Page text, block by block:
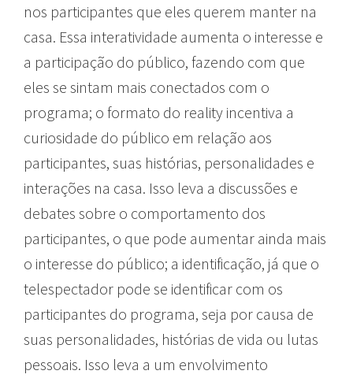
nos participantes que eles querem manter na
casa. Essa interatividade aumenta o interesse e
a participação do público, fazendo com que
eles se sintam mais conectados com o
programa; o formato do reality incentiva a
curiosidade do público em relação aos
participantes, suas histórias, personalidades e
interações na casa. Isso leva a discussões e
debates sobre o comportamento dos
participantes, o que pode aumentar ainda mais
o interesse do público; a identificação, já que o
telespectador pode se identificar com os
participantes do programa, seja por causa de
suas personalidades, histórias de vida ou lutas
pessoais. Isso leva a um envolvimento